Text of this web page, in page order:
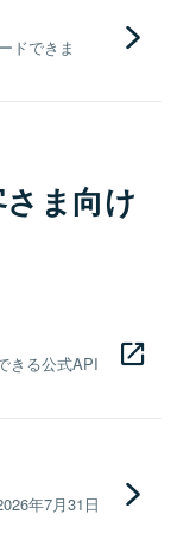
ドできま
ま向け
きる公式API
年7月31日